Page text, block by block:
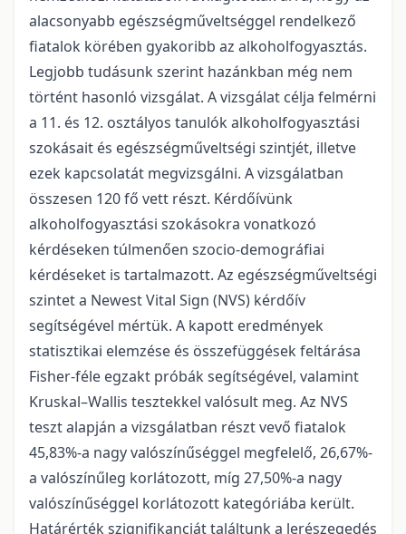
alacsonyabb egészségműveltséggel rendelkező
fiatalok körében gyakoribb az alkoholfogyasztás.
Legjobb tudásunk szerint hazánkban még nem
történt hasonló vizsgálat. A vizsgálat célja felmérni
a 11. és 12. osztályos tanulók alkoholfogyasztási
szokásait és egészségműveltségi szintjét, illetve
ezek kapcsolatát megvizsgálni. A vizsgálatban
összesen 120 fő vett részt. Kérdőívünk
alkoholfogyasztási szokásokra vonatkozó
kérdéseken túlmenően szocio-demográfiai
kérdéseket is tartalmazott. Az egészségműveltségi
szintet a Newest Vital Sign (NVS) kérdőív
segítségével mértük. A kapott eredmények
statisztikai elemzése és összefüggések feltárása
Fisher-féle egzakt próbák segítségével, valamint
Kruskal–Wallis tesztekkel valósult meg. Az NVS
teszt alapján a vizsgálatban részt vevő fiatalok
45,83%-a nagy valószínűséggel megfelelő, 26,67%-
a valószínűleg korlátozott, míg 27,50%-a nagy
valószínűséggel korlátozott kategóriába került.
Határérték szignifikanciát találtunk a lerészegedés